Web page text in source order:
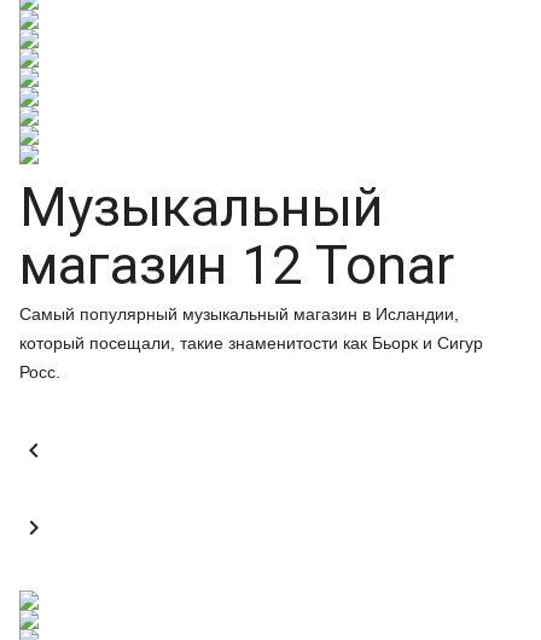
Музыкальный
магазин 12 Tonar
Самый популярный музыкальный магазин в Исландии,
который посещали, такие знаменитости как Бьорк и Сигур
Росс.

